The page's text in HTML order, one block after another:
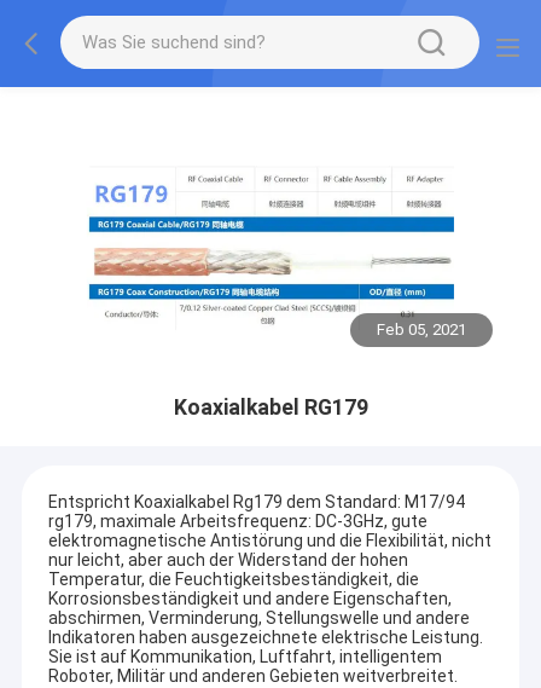
Feb 05, 2021
Koaxialkabel RG179
Entspricht Koaxialkabel Rg179 dem Standard: M17/94
rg179, maximale Arbeitsfrequenz: DC-3GHz, gute
elektromagnetische Antistörung und die Flexibilität, nicht
nur leicht, aber auch der Widerstand der hohen
Temperatur, die Feuchtigkeitsbeständigkeit, die
Korrosionsbeständigkeit und andere Eigenschaften,
abschirmen, Verminderung, Stellungswelle und andere
Indikatoren haben ausgezeichnete elektrische Leistung.
Sie ist auf Kommunikation, Luftfahrt, intelligentem
Roboter, Militär und anderen Gebieten weitverbreitet.